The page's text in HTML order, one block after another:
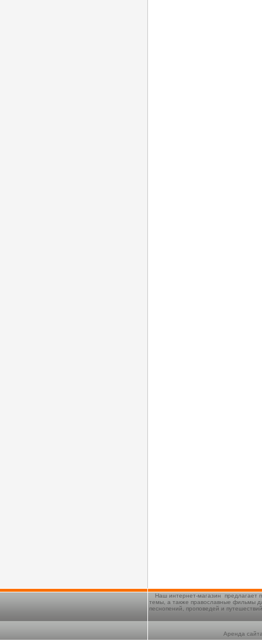
Наш интернет-магазин предлагает
темы, а также православные фильмы
песнопений, проповедей и
Аренда